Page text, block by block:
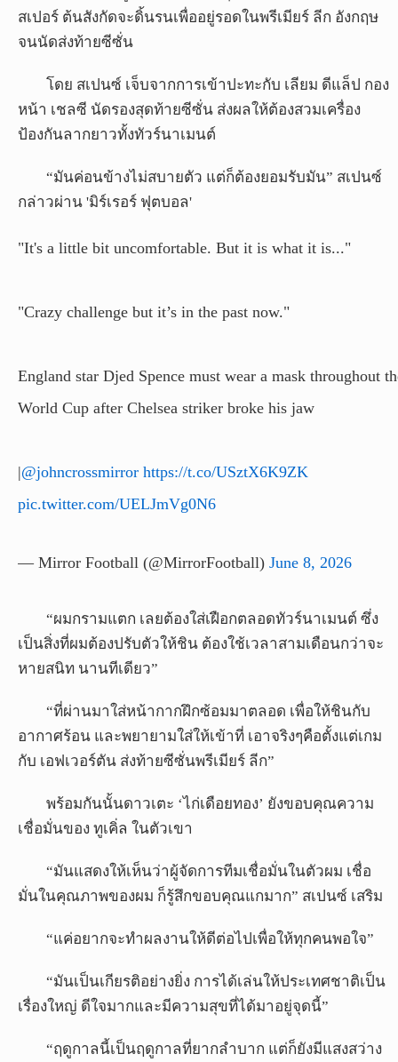
สเปอร์ ต้นสังกัดจะดิ้นรนเพื่ออยู่รอดในพรีเมียร์ ลีก อังกฤษ
จนนัดส่งท้ายซีซั่น
โดย สเปนซ์ เจ็บจากการเข้าปะทะกับ เลียม ดีแล็ป กอง
หน้า เชลซี นัดรองสุดท้ายซีซั่น ส่งผลให้ต้องสวมเครื่อง
ป้องกันลากยาวทั้งทัวร์นาเมนต์
“มันค่อนข้างไม่สบายตัว แต่ก็ต้องยอมรับมัน” สเปนซ์
กล่าวผ่าน 'มิร์เรอร์ ฟุตบอล'
"It's a little bit uncomfortable. But it is what it is..."
"Crazy challenge but it’s in the past now."
England star Djed Spence must wear a mask throughout
World Cup after Chelsea striker broke his jaw
|@johncrossmirror https://t.co/USztX6K9ZK
pic.twitter.com/UELJmVg0N6
— Mirror Football (@MirrorFootball) June 8, 2026
“ผมกรามแตก เลยต้องใส่เฝือกตลอดทัวร์นาเมนต์ ซึ่ง
เป็นสิ่งที่ผมต้องปรับตัวให้ชิน ต้องใช้เวลาสามเดือนกว่าจะ
หายสนิท นานทีเดียว”
“ที่ผ่านมาใส่หน้ากากฝึกซ้อมมาตลอด เพื่อให้ชินกับ
อากาศร้อน และพยายามใส่ให้เข้าที่ เอาจริงๆคือตั้งแต่เกม
กับ เอฟเวอร์ตัน ส่งท้ายซีซั่นพรีเมียร์ ลีก”
พร้อมกันนั้นดาวเตะ ‘ไก่เดือยทอง’ ยังขอบคุณความ
เชื่อมั่นของ ทูเคิ่ล ในตัวเขา
“มันแสดงให้เห็นว่าผู้จัดการทีมเชื่อมั่นในตัวผม เชื่อ
มั่นในคุณภาพของผม ก็รู้สึกขอบคุณแกมาก” สเปนซ์ เสริม
“แค่อยากจะทำผลงานให้ดีต่อไปเพื่อให้ทุกคนพอใจ”
“มันเป็นเกียรติอย่างยิ่ง การได้เล่นให้ประเทศชาติเป็น
เรื่องใหญ่ ดีใจมากและมีความสุขที่ได้มาอยู่จุดนี้”
“ฤดูกาลนี้เป็นฤดูกาลที่ยากลำบาก แต่ก็ยังมีแสงสว่าง